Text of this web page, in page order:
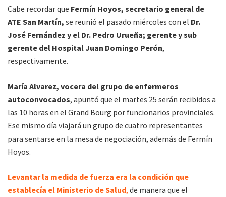
Cabe recordar que Fermín Hoyos, secretario general de
ATE San Martín, se reunió el pasado miércoles con el Dr.
José Fernández y el Dr. Pedro Urueña; gerente y sub
gerente del Hospital Juan Domingo Perón,
respectivamente.
María Alvarez, vocera del grupo de enfermeros
autoconvocados, apuntó que el martes 25 serán recibidos a
las 10 horas en el Grand Bourg por funcionarios provinciales.
Ese mismo día viajará un grupo de cuatro representantes
para sentarse en la mesa de negociación, además de Fermín
Hoyos.
Levantar la medida de fuerza era la condición que
establecía el Ministerio de Salud, de manera que el